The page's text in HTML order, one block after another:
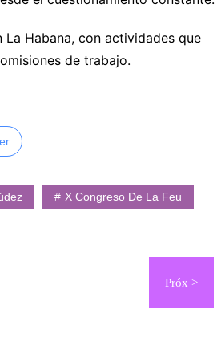
La Habana, con actividades que
de trabajo.
X Congreso De La Feu